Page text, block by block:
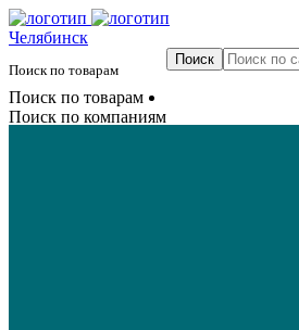
Челябинск
Поиск по товарам
Поиск по товарам
Поиск по компаниям